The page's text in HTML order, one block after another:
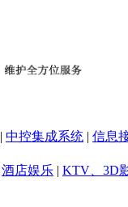
| 中控集成系统 | 信息
酒店娱乐 | KTV、3D